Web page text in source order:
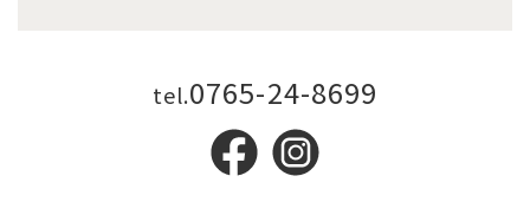
tel.0765-24-8699